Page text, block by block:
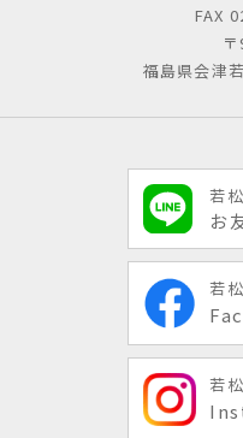
FAX
福島県会津
若
お
若
若